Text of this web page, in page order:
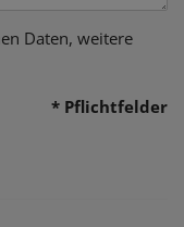
Daten, weitere
* Pflichtfelder